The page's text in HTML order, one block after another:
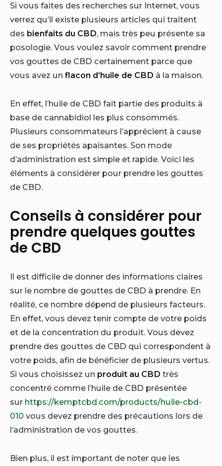
Si vous faites des recherches sur Internet, vous
verrez qu’il existe plusieurs articles qui traitent
des bienfaits du CBD, mais très peu présente sa
posologie. Vous voulez savoir comment prendre
vos gouttes de CBD certainement parce que
vous avez un flacon d’huile de CBD à la maison.
En effet, l’huile de CBD fait partie des produits à
base de cannabidiol les plus consommés.
Plusieurs consommateurs l’apprécient à cause
de ses propriétés apaisantes. Son mode
d’administration est simple et rapide. Voici les
éléments à considérer pour prendre les gouttes
de CBD.
Conseils à considérer pour
prendre quelques gouttes
de CBD
Il est difficile de donner des informations claires
sur le nombre de gouttes de CBD à prendre. En
réalité, ce nombre dépend de plusieurs facteurs.
En effet, vous devez tenir compte de votre poids
et de la concentration du produit. Vous devez
prendre des gouttes de CBD qui correspondent à
votre poids, afin de bénéficier de plusieurs vertus.
Si vous choisissez un produit au CBD très
concentré comme l’huile de CBD présentée
sur https://kemptcbd.com/products/huile-cbd-
010 vous devez prendre des précautions lors de
l’administration de vos gouttes.
Bien plus, il est important de noter que les